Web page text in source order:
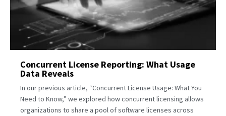
Concurrent License Reporting: What Usage
Data Reveals
In our previous article, “Concurrent License Usage: What You
Need to Know,” we explored how concurrent licensing allows
organizations to share a pool of software licenses across